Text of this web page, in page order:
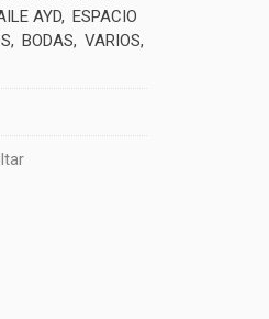
AYD ESPACIO
BODAS
VARIOS